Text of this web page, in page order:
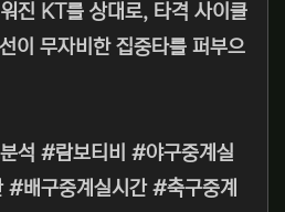
진 KT를 상대로, 타격 사이클
이 무자비한 집중타를 퍼부으
석 #람보티비 #야구중계실
배구중계실시간 #축구중계